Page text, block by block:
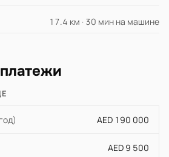
17.4 км · 30 мин на машине
AED 190 000
AED 9 500